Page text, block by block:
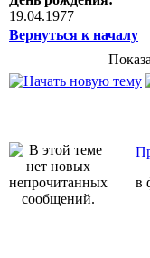
19.04.1977
Вернуться к началу
в